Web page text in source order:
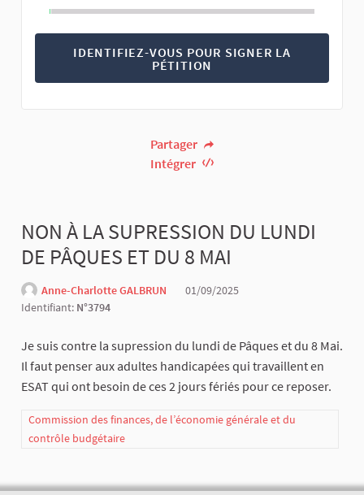
IDENTIFIEZ-VOUS POUR SIGNER LA
PÉTITION
Partager
Intégrer
NON À LA SUPRESSION DU LUNDI
DE PÂQUES ET DU 8 MAI
Anne-Charlotte GALBRUN
01/09/2025
Identifiant: N°3794
Je suis contre la supression du lundi de Pâques et du 8 Mai.
Il faut penser aux adultes handicapées qui travaillent en
ESAT qui ont besoin de ces 2 jours fériés pour ce reposer.
Commission des finances, de l’économie générale et du
contrôle budgétaire